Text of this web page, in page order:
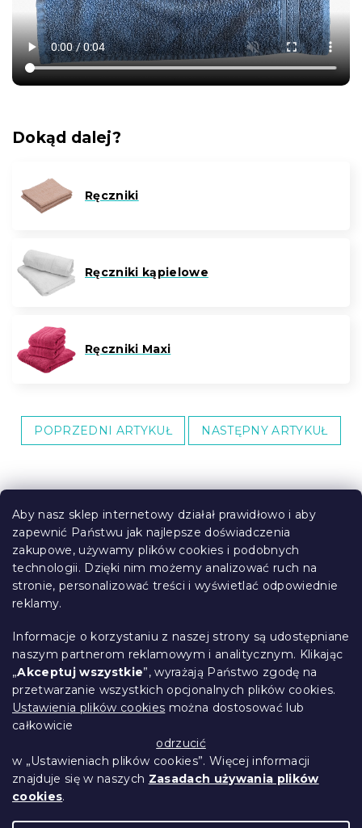
Aby nasz sklep internetowy działał prawidłowo i aby
zapewnić Państwu jak najlepsze doświadczenia
zakupowe, używamy plików cookies i podobnych
technologii. Dzięki nim możemy analizować ruch na
stronie, personalizować treści i wyświetlać odpowiednie
reklamy.
Informacje o korzystaniu z naszej strony są udostępniane
naszym partnerom reklamowym i analitycznym. Klikając
„Akceptuj wszystkie”, wyrażają Państwo zgodę na
przetwarzanie wszystkich opcjonalnych plików cookies.
Ustawienia plików cookies można dostosować lub
całkowicie
odrzucić
w „Ustawieniach plików cookies”. Więcej informacji
znajduje się w naszych Zasadach używania plików
cookies.
Dokąd dalej?
Ręczniki
Ręczniki kąpielowe
Ręczniki Maxi
POPRZEDNI ARTYKUŁ NASTĘPNY ARTYKUŁ
S
Informacje dla Ciebie
Śledzenie zamówienia
Opcje dostawy
Metody płatności
Reklamacje i zwroty towarów
Kontakt
Regulamin
Ochrona danych osobowych
Kodeks etyczny
Dla partnerów